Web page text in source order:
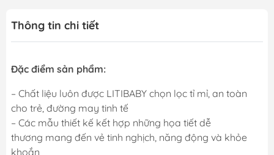
Thông tin chi tiết
Đặc điểm sản phẩm:
– Chất liệu luôn được LITIBABY chọn lọc tỉ mỉ, an toàn
cho trẻ, đường may tinh tế
– Các mẫu thiết kế kết hợp những họa tiết dễ
thương mang đến vẻ tinh nghịch, năng động và khỏe
khoắn